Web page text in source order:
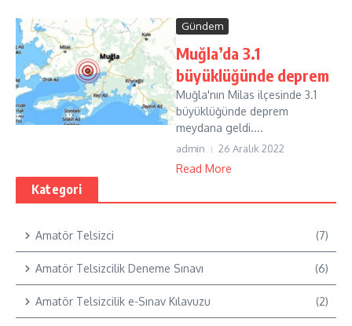
Gündem
Muğla’da 3.1
büyüklüğünde deprem
Muğla'nın Milas ilçesinde 3.1
büyüklüğünde deprem
meydana geldi....
admin 26 Aralık 2022
Read More
Kategori
Amatör Telsizci (7)
Amatör Telsizcilik Deneme Sınavı (6)
Amatör Telsizcilik e-Sınav Kılavuzu (2)